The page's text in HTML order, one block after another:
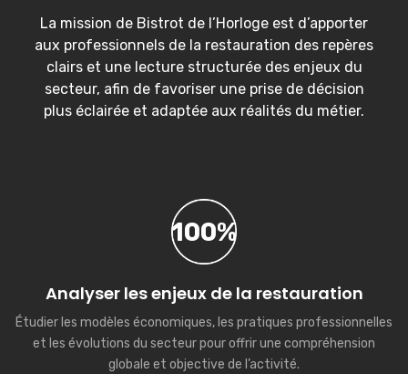
La mission de Bistrot de l’Horloge est d’apporter
aux professionnels de la restauration des repères
clairs et une lecture structurée des enjeux du
secteur, afin de favoriser une prise de décision
plus éclairée et adaptée aux réalités du métier.
100%
Analyser les enjeux de la restauration
Étudier les modèles économiques, les pratiques professionnelles
et les évolutions du secteur pour offrir une compréhension
globale et objective de l’activité.